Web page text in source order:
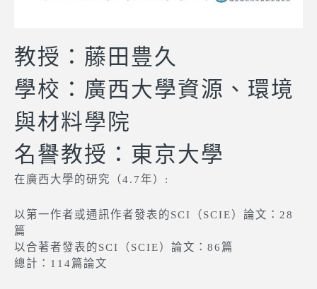
教授：藤田豊久
學校：廣西大學資源、環境
與材料學院
名譽教授：東京大學
在廣西大學的研究（4.7年）:
以第一作者或通訊作者發表的SCI（SCIE）論文：28
篇
以合著者發表的SCI（SCIE）論文：86篇
總計：114篇論文